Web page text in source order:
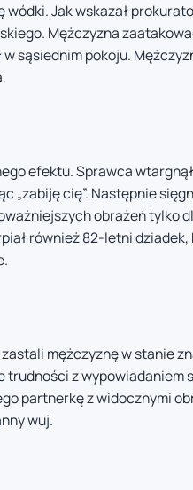
Jak wskazał
Mężczyzna
sąsiednim pokoju.
efektu. Sprawca
„zabiję cię”. Następnie
obrażeń tylko
również 82-letni
mężczyznę w stanie
trudności z wypowiadaniem
partnerkę z widocznymi
wuj.